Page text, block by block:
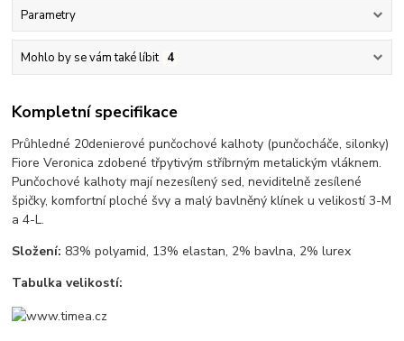
Parametry
Mohlo by se vám také líbit 4
Kompletní specifikace
Průhledné 20denierové punčochové kalhoty (punčocháče, silonky)
Fiore Veronica zdobené třpytivým stříbrným metalickým vláknem.
Punčochové kalhoty mají nezesílený sed, neviditelně zesílené
špičky, komfortní ploché švy a malý bavlněný klínek u velikostí 3-M
a 4-L.
Složení: 83% polyamid, 13% elastan, 2% bavlna, 2% lurex
Tabulka velikostí: